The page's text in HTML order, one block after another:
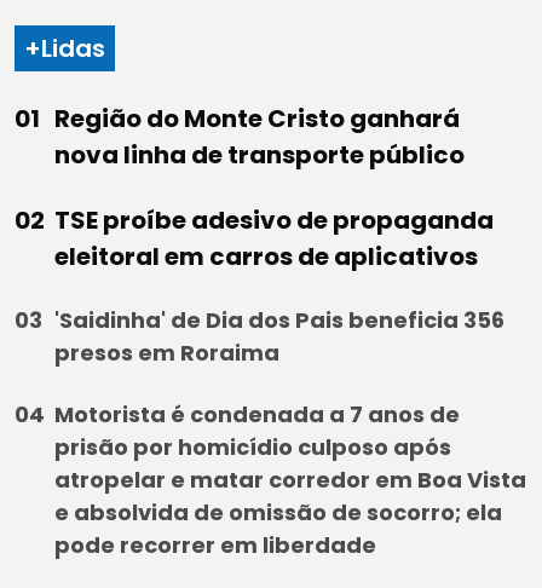
+Lidas
Região do Monte Cristo ganhará
nova linha de transporte público
TSE proíbe adesivo de propaganda
eleitoral em carros de aplicativos
'Saidinha' de Dia dos Pais beneficia 356
presos em Roraima
Motorista é condenada a 7 anos de
prisão por homicídio culposo após
atropelar e matar corredor em Boa Vista
e absolvida de omissão de socorro; ela
pode recorrer em liberdade